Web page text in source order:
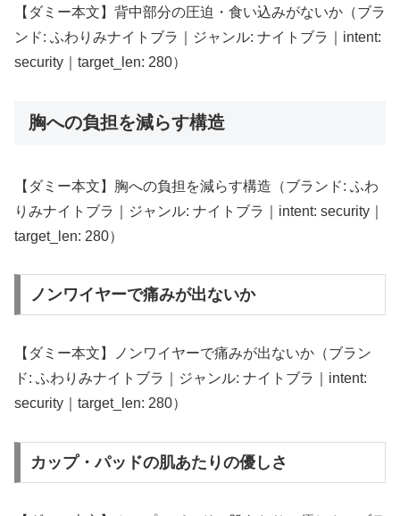
【ダミー本文】背中部分の圧迫・食い込みがないか（ブラ
ンド: ふわりみナイトブラ｜ジャンル: ナイトブラ｜intent:
security｜target_len: 280）
胸への負担を減らす構造
【ダミー本文】胸への負担を減らす構造（ブランド: ふわ
りみナイトブラ｜ジャンル: ナイトブラ｜intent: security｜
target_len: 280）
ノンワイヤーで痛みが出ないか
【ダミー本文】ノンワイヤーで痛みが出ないか（ブラン
ド: ふわりみナイトブラ｜ジャンル: ナイトブラ｜intent:
security｜target_len: 280）
カップ・パッドの肌あたりの優しさ